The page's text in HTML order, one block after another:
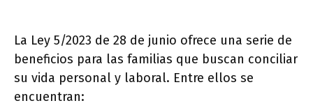
La Ley 5/2023 de 28 de junio ofrece una serie de
beneficios para las familias que buscan conciliar
su vida personal y laboral. Entre ellos se
encuentran: